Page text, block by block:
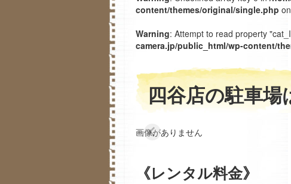
content/themes/original/single.php
Warning: Attempt to read property
camera.jp/public_html/wp-content/
四谷店の駐車
画像がありません
《レンタル料金》